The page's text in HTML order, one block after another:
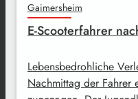
Gaimersheim
E-Scooterfahrer
Lebensbedrohliche
Nachmittag der Fahrer